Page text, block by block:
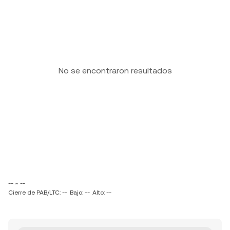
No se encontraron resultados
-- ~ --
Cierre de PAB/LTC: -- Bajo: -- Alto: --